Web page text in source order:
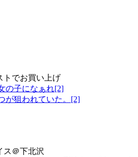
トでお買い上げ
の子になぁれ[2]
が狙われていた。[2]
ス＠下北沢